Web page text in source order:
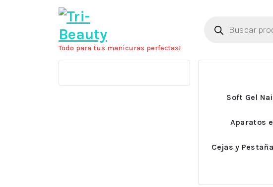
Todo para tus manicuras perfectas!
productos
Soft Gel
Aparatos
Cejas y